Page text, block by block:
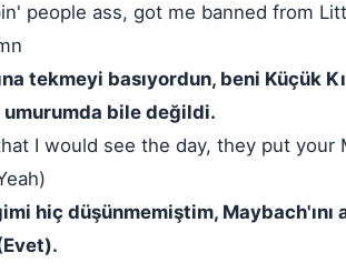
people ass, got me banned from
tekmeyi basıyordun, beni Küçük
bile değildi.
I would see the day, they put your
hiç düşünmemiştim, Maybach'ını